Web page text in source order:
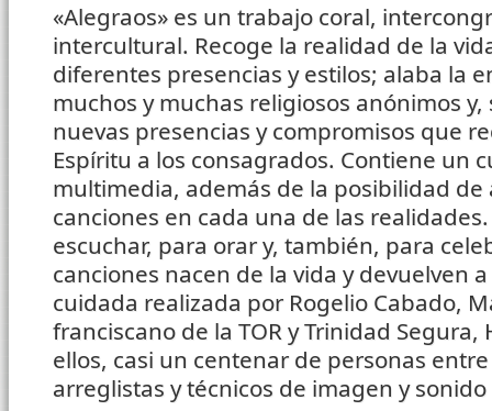
«Alegraos» es un trabajo coral,
intercultural. Recoge la realidad de la
diferentes presencias y estilos; alaba la
muchos y muchas religiosos anónimos
nuevas presencias y compromisos que
Espíritu a los consagrados. Contiene un
multimedia, además de la posibilidad
canciones en cada una de las
escuchar, para orar y, también, para
canciones nacen de la vida y devuelven
cuidada realizada por Rogelio Cabado,
franciscano de la TOR y Trinidad Segura,
ellos, casi un centenar de personas
arreglistas y técnicos de imagen y